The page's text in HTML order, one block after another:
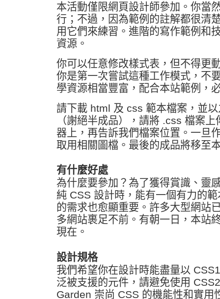
本活動僅限網頁設計師參加。你當
行；不過，因為範例的註解都很清
用它們來練習。進階的寫作範例和
資源。
你可以任意修改樣式表，但不得更
你是第一次嘗試這種工作模式，不
學資源相當豐富，配合本站範例，
請下載 html 及 css 範本檔案，並
（謝絕半成品），請將 .css 檔案
器上，再告訴我們檔案位置。一旦
取用相關圖檔。最後的成品將移至
有什麼好處
為什麼要參加？為了獲得賞識、靈
純 CSS 設計時，能有一個有力的
的需求也愈顯重要。許多大型網站
多網站裹足不前。有朝一日，本站
現在。
設計規格
我們希望你在設計時能盡量以
泛被支援的元件，請避免使用
Garden 崇尚 CSS 的機能性和實用